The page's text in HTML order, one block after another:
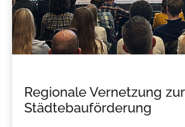
Regionale Vernetzung zur
Städtebauförderung